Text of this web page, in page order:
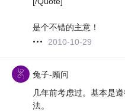
是个不错的主意！
2010-10-29
兔子-顾问
几年前考虑过。基本是
法。